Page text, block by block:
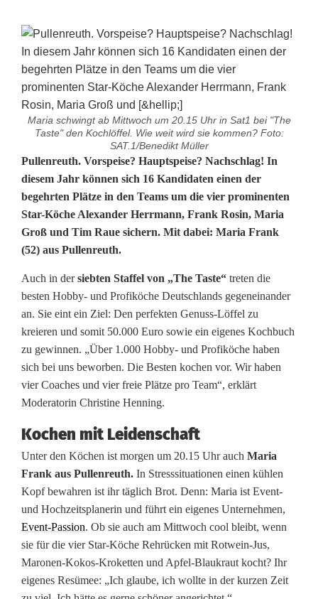
Maria schwingt ab Mittwoch um 20.15 Uhr in Sat1 bei "The
Taste" den Kochlöffel. Wie weit wird sie kommen? Foto:
SAT.1/Benedikt Müller
P
u
l
l
e
n
r
e
u
t
h
e
r
i
n
k
Pullenreuth. Vorspeise? Hauptspeise? Nachschlag! In
diesem Jahr können sich 16 Kandidaten einen der
begehrten Plätze in den Teams um die vier prominenten
Star-Köche Alexander Herrmann, Frank Rosin, Maria
Groß und Tim Raue sichern. Mit dabei: Maria Frank
(52) aus Pullenreuth.
Auch in dersiebten Staffel von „The Taste“ treten die
besten Hobby- und Profiköche Deutschlands gegeneinander
an. Sie eint ein Ziel: Den perfekten Genuss-Löffel zu
kreieren und somit 50.000 Euro sowie ein eigenes Kochbuch
zu gewinnen. „Über 1.000 Hobby- und Profiköche haben
sich bei uns beworben. Die Besten kochen vor. Wir haben
vier Coaches und vier freie Plätze pro Team“, erklärt
Moderatorin Christine Henning.
Kochen mit Leidenschaft
Unter den Köchen ist morgen um 20.15 Uhr auch Maria
Frank aus Pullenreuth. In Stresssituationen einen kühlen
Kopf bewahren ist ihr täglich Brot. Denn: Maria ist Event-
und Hochzeitsplanerin und führt ein eigenes Unternehmen,
Event-Passion. Ob sie auch am Mittwoch cool bleibt, wenn
sie für die vier Star-Köche Rehrücken mit Rotwein-Jus,
Maronen-Kokos-Kroketten und Apfel-Blaukraut kocht? Ihr
eigenes Resümee: „Ich glaube, ich wollte in der kurzen Zeit